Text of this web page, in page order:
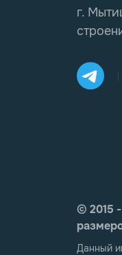
г.
© 2015
Данный